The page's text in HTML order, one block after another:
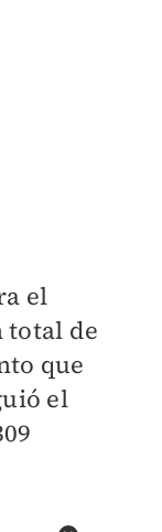
el
total de
que
el